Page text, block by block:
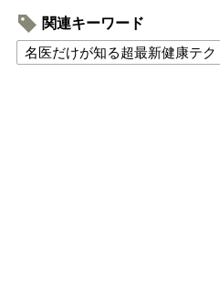
関連キーワード
名医だけが知る超最新健康テク